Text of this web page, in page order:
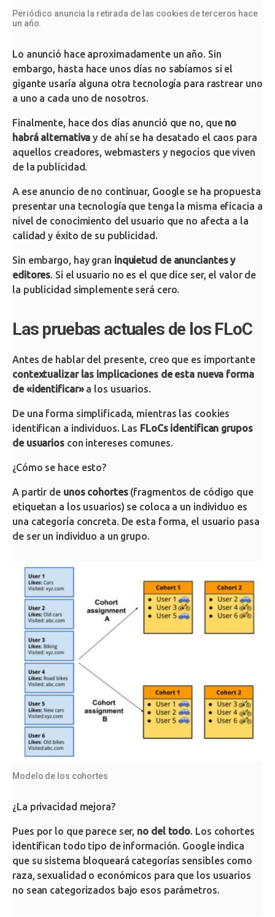
Periódico anuncia la retirada de las cookies de terceros hace
un año.
Lo anunció hace aproximadamente un año. Sin
embargo, hasta hace unos días no sabíamos si el
gigante usaría alguna otra tecnología para rastrear uno
a uno a cada uno de nosotros.
Finalmente, hace dos días anunció que no, que no
habrá alternativa y de ahí se ha desatado el caos para
aquellos creadores, webmasters y negocios que viven
de la publicidad.
A ese anuncio de no continuar, Google se ha propuesta
presentar una tecnología que tenga la misma eficacia a
nivel de conocimiento del usuario que no afecta a la
calidad y éxito de su publicidad.
Sin embargo, hay gran inquietud de anunciantes y
editores. Si el usuario no es el que dice ser, el valor de
la publicidad simplemente será cero.
Las pruebas actuales de los FLoC
Antes de hablar del presente, creo que es importante
contextualizar las implicaciones de esta nueva forma
de «identificar»a los usuarios.
De una forma simplificada, mientras las cookies
identifican a individuos. Las FLoCs identifican grupos
de usuarioscon intereses comunes.
¿Cómo se hace esto?
A partir de unos cohortes(fragmentos de código que
etiquetan a los usuarios) se coloca a un individuo es
una categoría concreta. De esta forma, el usuario pasa
de ser un individuo a un grupo.
Modelo de los cohortes
¿La privacidad mejora?
Pues por lo que parece ser, no del todo. Los cohortes
identifican todo tipo de información. Google indica
que su sistema bloqueará categorías sensibles como
raza, sexualidad o económicos para que los usuarios
no sean categorizados bajo esos parámetros.